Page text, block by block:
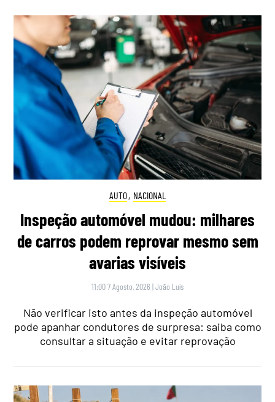
AUTO, NACIONAL
Inspeção automóvel mudou: milhares
de carros podem reprovar mesmo sem
avarias visíveis
11:00 7 Agosto, 2026 |João Luís
Não verificar isto antes da inspeção automóvel
pode apanhar condutores de surpresa: saiba como
consultar a situação e evitar reprovação